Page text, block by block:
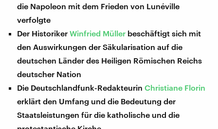
die Napoleon mit dem Frieden von Lunéville
verfolgte
Der HistorikerWinfried Müller beschäftigt sich mit
den Auswirkungen der Säkularisation auf die
deutschen Länder des Heiligen Römischen Reichs
deutscher Nation
Die Deutschlandfunk-RedakteurinChristiane Florin
erklärt den Umfang und die Bedeutung der
Staatsleistungen für die katholische und die